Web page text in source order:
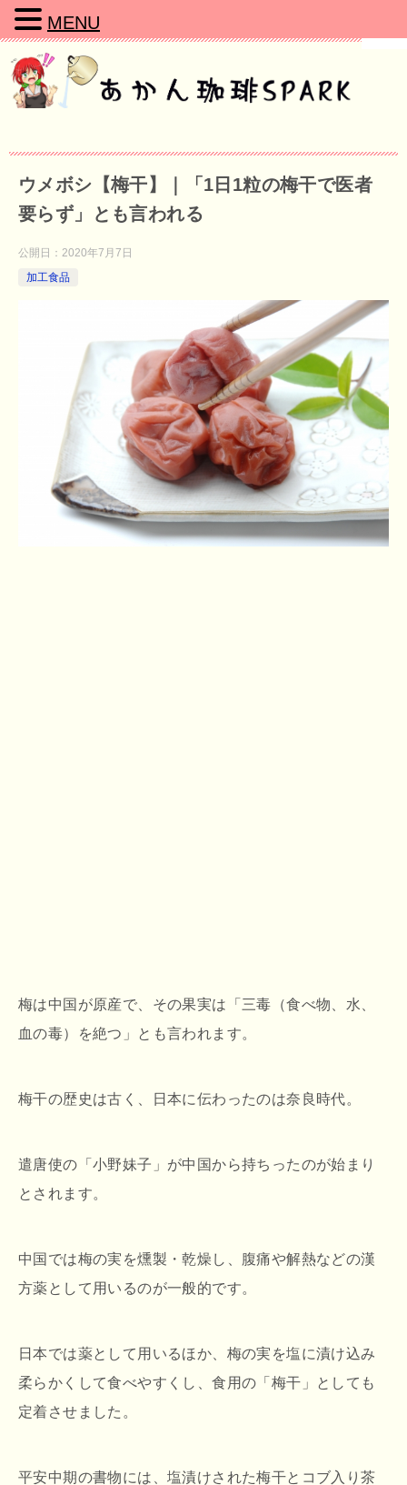
ウメボシ【梅干】｜「1日1粒の梅干で医者
要らず」とも言われる
公開日： 2020年7月7日
加工食品
梅は中国が原産で、その果実は「三毒（食べ物、水、
血の毒）を絶つ」とも言われます。
梅干の歴史は古く、日本に伝わったのは奈良時代。
遣唐使の「小野妹子」が中国から持ちったのが始まり
とされます。
中国では梅の実を燻製・乾燥し、腹痛や解熱などの漢
方薬として用いるのが一般的です。
日本では薬として用いるほか、梅の実を塩に漬け込み
柔らかくして食べやすくし、食用の「梅干」としても
定着させました。
平安中期の書物には、塩漬けされた梅干とコブ入り茶
MENU